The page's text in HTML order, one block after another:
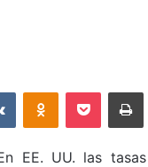
VKontakteOdnoklassniki
Pocket
EE. UU. las